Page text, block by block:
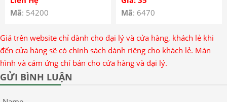
Mã: 54200
Mã: 6470
Giá trên website chỉ dành cho đại lý và cửa hàng, khách lẻ khi
đến cửa hàng sẽ có chính sách dành riêng cho khách lẻ. Màn
hình và cảm ứng chỉ bán cho cửa hàng và đại lý.
GỬI BÌNH LUẬN